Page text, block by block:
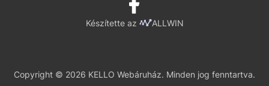
Készítette az ALLWIN
Copyright © 2026 KELLO Webáruház. Minden jog fenntartva.